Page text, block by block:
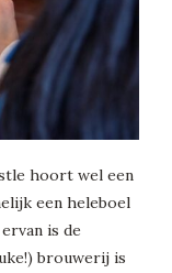
hoort wel een
een heleboel
is de
brouwerij is